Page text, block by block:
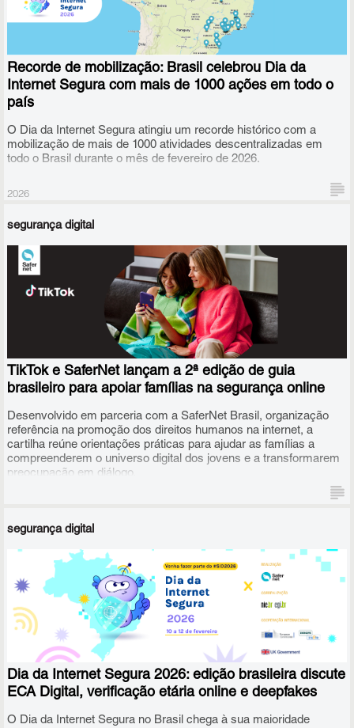
Recorde de mobilização: Brasil celebrou Dia da
Internet Segura com mais de 1000 ações em todo o
país
O Dia da Internet Segura atingiu um recorde histórico com a
mobilização de mais de 1000 atividades descentralizadas em
todo o Brasil durante o mês de fevereiro de 2026.
A iniciativa global tem como objetivo envolver diferentes atores,
públicos e privados, na promoção de atividades de
conscientização em torno do uso seguro, consciente e
responsável das tecnologias digitais.
2026
segurança digital
TikTok e SaferNet lançam a 2ª edição de guia
brasileiro para apoiar famílias na segurança online
Desenvolvido em parceria com a SaferNet Brasil, organização
referência na promoção dos direitos humanos na internet, a
cartilha reúne orientações práticas para ajudar as famílias a
compreenderem o universo digital dos jovens e a transformarem
preocupação em diálogo.
O material também traz dicas valiosas para que os responsáveis
possam reconhecer sinais de alerta e encontrar caminhos para
estabelecer acordos claros sobre o uso da tecnologia,
respeitando a privacidade e a autonomia progressiva conforme a
maturidade de cada jovem.
segurança digital
Dia da Internet Segura 2026: edição brasileira discute
ECA Digital, verificação etária online e deepfakes
O Dia da Internet Segura no Brasil chega à sua maioridade